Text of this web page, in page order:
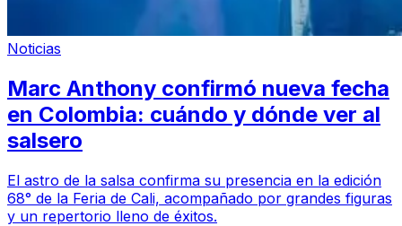
Noticias
Marc Anthony confirmó nueva fecha
en Colombia: cuándo y dónde ver al
salsero
El astro de la salsa confirma su presencia en la edición
68° de la Feria de Cali, acompañado por grandes figuras
y un repertorio lleno de éxitos.